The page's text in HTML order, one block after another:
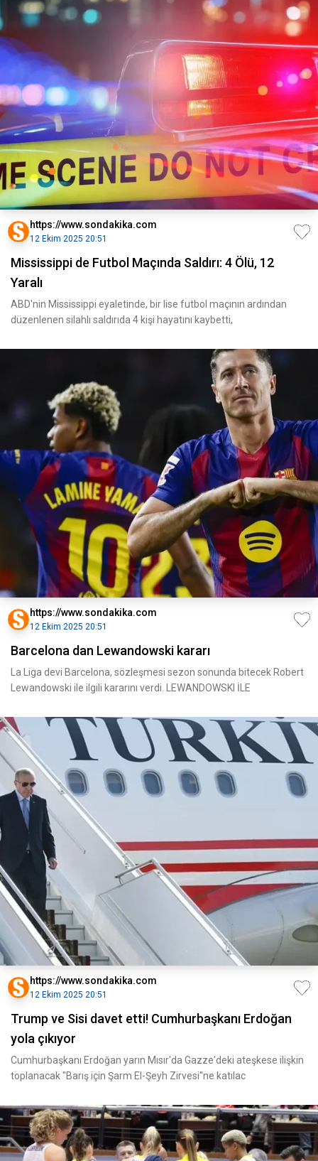
https://www.sondakika.com
12 Ekim 2025 20:51
Mississippi de Futbol Maçında Saldırı: 4 Ölü, 12
Yaralı
ABD'nin Mississippi eyaletinde, bir lise futbol maçının ardından
düzenlenen silahlı saldırıda 4 kişi hayatını kaybetti,
https://www.sondakika.com
12 Ekim 2025 20:51
Barcelona dan Lewandowski kararı
La Liga devi Barcelona, sözleşmesi sezon sonunda bitecek Robert
Lewandowski ile ilgili kararını verdi. LEWANDOWSKI İLE
https://www.sondakika.com
12 Ekim 2025 20:51
Trump ve Sisi davet etti! Cumhurbaşkanı Erdoğan
yola çıkıyor
Cumhurbaşkanı Erdoğan yarın Mısır'da Gazze'deki ateşkese ilişkin
toplanacak "Barış için Şarm El-Şeyh Zirvesi"ne katılac